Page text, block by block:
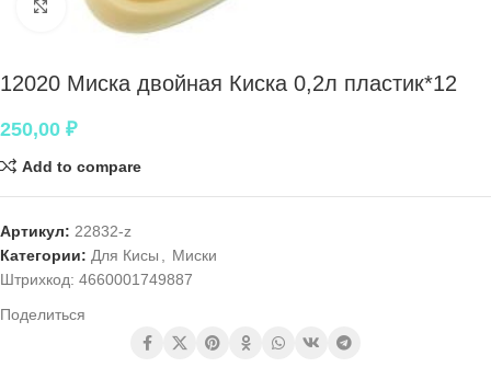
Нажмите, чтобы увеличить
12020 Миска двойная Киска 0,2л пластик*12
250,00 ₽
Add to compare
Артикул: 22832-z
Категории: Для Кисы
Миски
Штрихкод: 4660001749887
Поделиться